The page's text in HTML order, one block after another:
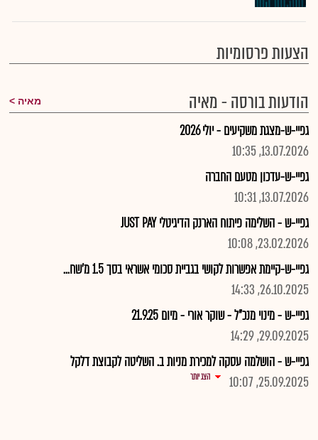
הצעות פרסומיות
הודעות בורסה - מאיה
מאיה
גפיי-ש-מצגת משקיעים - יולי 2026
13.07.2026, 10:35
גפיי-ש-עדכון מטעם החברה
13.07.2026, 10:31
גפיי-ש - השלימה פיתוח הארנק הדיגיטלי JUST PAY
23.02.2026, 10:08
גפיי-ש-קיימת אפשרות לקושי בגביית סכומי אשראי בסך 1.5 מ'שח...
26.10.2025, 14:33
גפיי-ש - מינוי מנכ"ל - שוקר אורי - מיום 21.9.25
29.09.2025, 14:29
גפיי-ש - הושלמה עסקה למכירת מניות ב. השליטה לקבוצת דלקל
25.09.2025, 10:07
הצג יותר